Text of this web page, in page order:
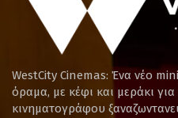
WestCity Cinemas: Ένα νέο
όραμα, με κέφι και μεράκι
κινηματογράφου